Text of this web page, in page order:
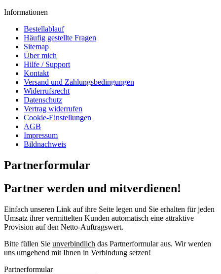
Informationen
Bestellablauf
Häufig gestellte Fragen
Sitemap
Über mich
Hilfe / Support
Kontakt
Versand und Zahlungsbedingungen
Widerrufsrecht
Datenschutz
Vertrag widerrufen
Cookie-Einstellungen
AGB
Impressum
Bildnachweis
Partnerformular
Partner werden und mitverdienen!
Einfach unseren Link auf ihre Seite legen und Sie erhalten für jeden
Umsatz ihrer vermittelten Kunden automatisch eine attraktive
Provision auf den Netto-Auftragswert.
Bitte füllen Sie unverbindlich das Partnerformular aus. Wir werden
uns umgehend mit Ihnen in Verbindung setzen!
Partnerformular